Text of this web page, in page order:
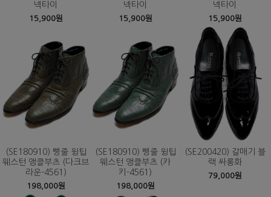
넥타이
15,900원
넥타이
15,900원
넥타이
15,900원
(SE180910) 삥줄 윙팁
웨스턴 앵클부츠 (다크브
라운-4561)
198,000원
(SE180910) 삥줄 윙팁
웨스턴 앵클부츠 (카
키-4561)
198,000원
(SE200420) 갈매기 블
랙 싸롱화
79,000원